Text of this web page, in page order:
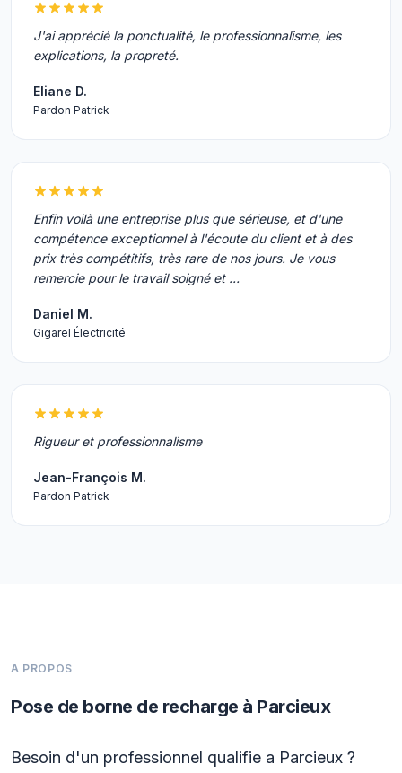
J'ai apprécié la ponctualité, le professionnalisme, les
explications, la propreté.
Eliane D.
Pardon Patrick
Enfin voilà une entreprise plus que sérieuse, et d'une
compétence exceptionnel à l'écoute du client et à des
prix très compétitifs, très rare de nos jours. Je vous
remercie pour le travail soigné et …
Daniel M.
Gigarel Électricité
Rigueur et professionnalisme
Jean-François M.
Pardon Patrick
A PROPOS
Pose de borne de recharge à Parcieux
Besoin d'un professionnel qualifie a Parcieux ?